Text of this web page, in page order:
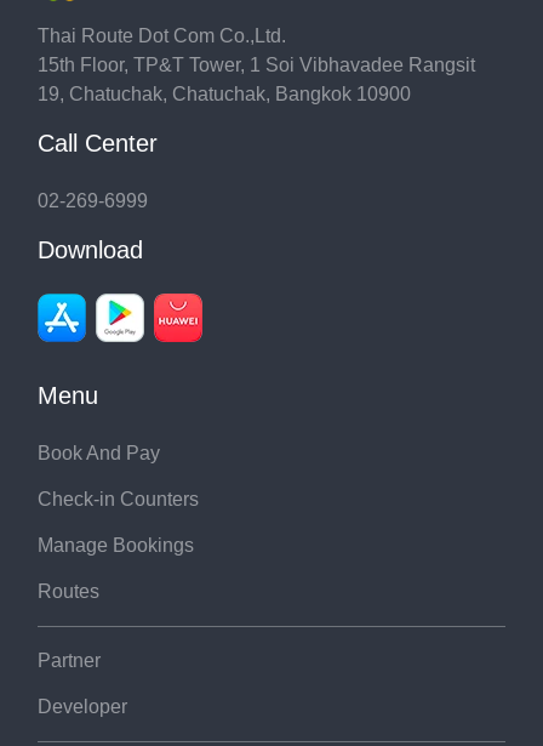
Thai Route Dot Com Co.,Ltd.
15th Floor, TP&T Tower, 1 Soi Vibhavadee Rangsit
19, Chatuchak, Chatuchak, Bangkok 10900
Call Center
02-269-6999
Download
Menu
Book And Pay
Check-in Counters
Manage Bookings
Routes
Partner
Developer